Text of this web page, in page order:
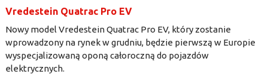
Vredestein Quatrac Pro EV
Nowy model Vredestein Quatrac Pro EV, który zostanie
wprowadzony na rynek w grudniu, będzie pierwszą w Europie
wyspecjalizowaną oponą całoroczną do pojazdów
elektrycznych.